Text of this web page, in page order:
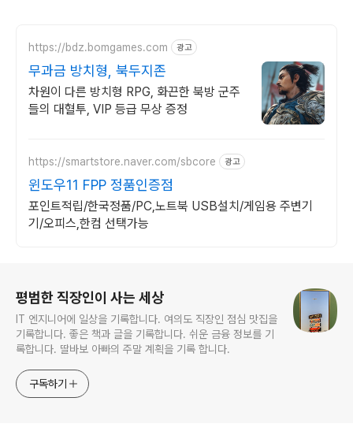
https://bdz.bomgames.com 광고
무과금 방치형, 북두지존
차원이 다른 방치형 RPG, 화끈한 북방 군주
들의 대혈투, VIP 등급 무상 증정
https://smartstore.naver.com/sbcore 광고
윈도우11 FPP 정품인증점
포인트적립/한국정품/PC,노트북 USB설치/게임용 주변기
기/오피스,한컴 선택가능
평범한 직장인이 사는 세상
IT 엔지니어에 일상을 기록합니다. 여의도 직장인 점심 맛집을
기록합니다. 좋은 책과 글을 기록합니다. 쉬운 금융 정보를 기
록합니다. 딸바보 아빠의 주말 계획을 기록 합니다.
구독하기